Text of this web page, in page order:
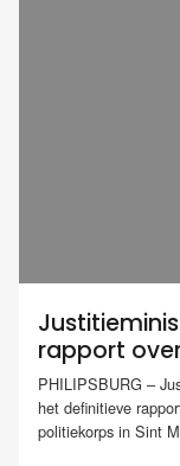
rapport
PHILIPSBURG –
het definitieve
politiekorps in Sint